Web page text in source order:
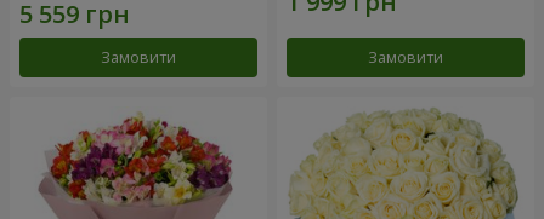
Замовити Замовити